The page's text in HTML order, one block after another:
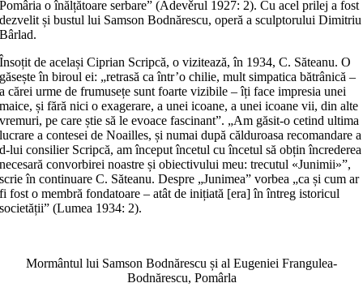
Pomâria o înălțătoare serbare” (Adevěrul 1927: 2). Cu acel prilej a fost
dezvelit și bustul lui Samson Bodnărescu, operă a sculptorului Dimitriu
Bârlad.
Însoțit de același Ciprian Scripcă, o vizitează, în 1934, C. Săteanu. O
găsește în biroul ei: „retrasă ca într’o chilie, mult simpatica bătrânică –
a cărei urme de frumusețe sunt foarte vizibile – îți face impresia unei
maice, și fără nici o exagerare, a unei icoane, a unei icoane vii, din alte
vremuri, pe care știe să le evoace fascinant”. „Am găsit-o cetind ultima
lucrare a contesei de Noailles, și numai după călduroasa recomandare a
d-lui consilier Scripcă, am început încetul cu încetul să obțin încrederea
necesară convorbirei noastre și obiectivului meu: trecutul «Junimii»”,
scrie în continuare C. Săteanu. Despre „Junimea” vorbea „ca și cum ar
fi fost o membră fondatoare – atât de inițiată [era] în întreg istoricul
societății” (Lumea 1934: 2).
Mormântul lui Samson Bodnărescu și al Eugeniei Frangulea-
Bodnărescu, Pomârla